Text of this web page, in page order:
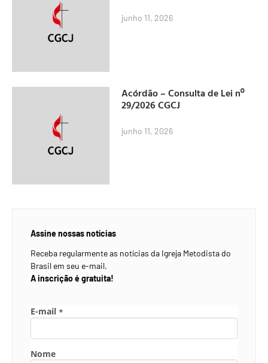
junho 11, 2026
Acórdão – Consulta de Lei nº
29/2026 CGCJ
junho 11, 2026
Assine nossas notícias
Receba regularmente as notícias da Igreja Metodista do
Brasil em seu e-mail.
A inscrição é gratuita!